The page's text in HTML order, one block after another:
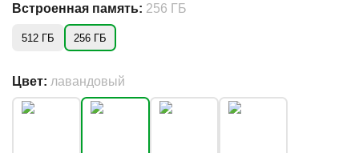
Встроенная память: 256 ГБ
512 ГБ 256 ГБ
Цвет: лавандовый